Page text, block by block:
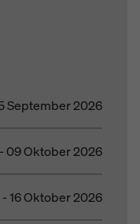
September 2026
09 Oktober 2026
- 16 Oktober 2026